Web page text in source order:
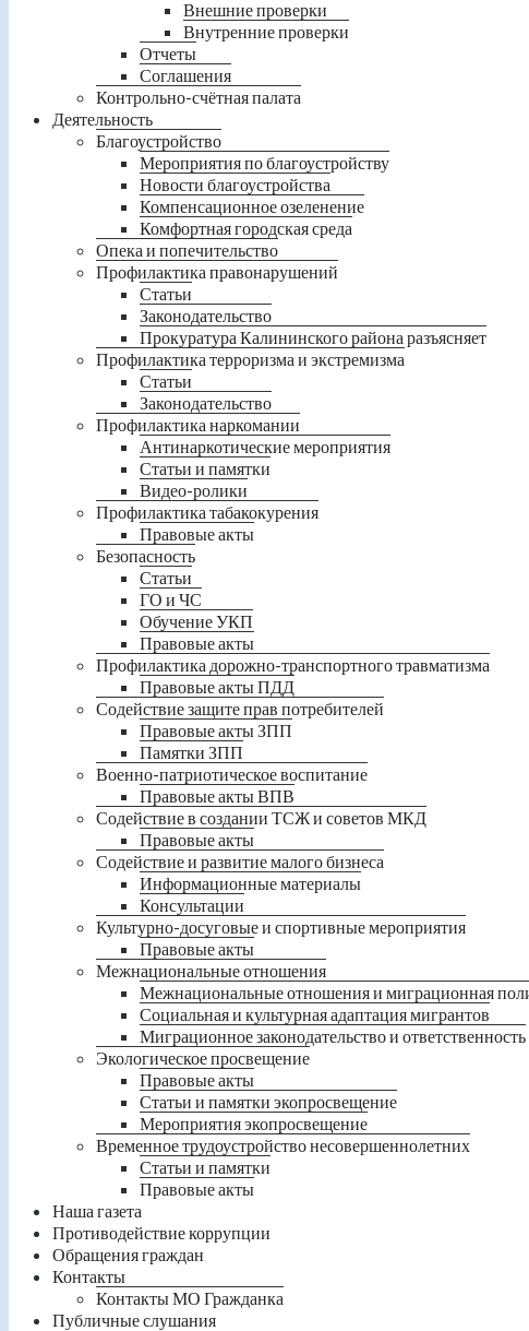
Внешние проверки
Внутренние проверки
Отчеты
Соглашения
Контрольно-счётная палата
Деятельность
Благоустройство
Мероприятия по благоустройству
Новости благоустройства
Компенсационное озеленение
Комфортная городская среда
Опека и попечительство
Профилактика правонарушений
Статьи
Законодательство
Прокуратура Калининского района разъясняет
Профилактика терроризма и экстремизма
Статьи
Законодательство
Профилактика наркомании
Антинаркотические мероприятия
Статьи и памятки
Видео-ролики
Профилактика табакокурения
Правовые акты
Безопасность
Статьи
ГО и ЧС
Обучение УКП
Правовые акты
Профилактика дорожно-транспортного травматизма
Правовые акты ПДД
Содействие защите прав потребителей
Правовые акты ЗПП
Памятки ЗПП
Военно-патриотическое воспитание
Правовые акты ВПВ
Содействие в создании ТСЖ и советов МКД
Правовые акты
Содействие и развитие малого бизнеса
Информационные материалы
Консультации
Культурно-досуговые и спортивные мероприятия
Правовые акты
Межнациональные отношения
Межнациональные отношения и миграционная
Социальная и культурная адаптация мигрантов
Миграционное законодательство и ответственность
Экологическое просвещение
Правовые акты
Статьи и памятки экопросвещение
Мероприятия экопросвещение
Временное трудоустройство несовершеннолетних
Статьи и памятки
Правовые акты
Наша газета
Противодействие коррупции
Обращения граждан
Контакты
Контакты МО Гражданка
Публичные слушания